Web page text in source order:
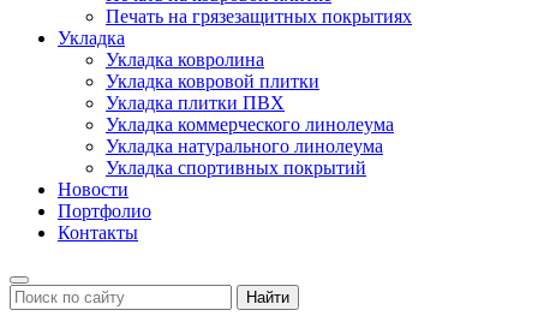
Печать на грязезащитных покрытиях
Укладка
Укладка ковролина
Укладка ковровой плитки
Укладка плитки ПВХ
Укладка коммерческого линолеума
Укладка натурального линолеума
Укладка спортивных покрытий
Новости
Портфолио
Контакты
Найти